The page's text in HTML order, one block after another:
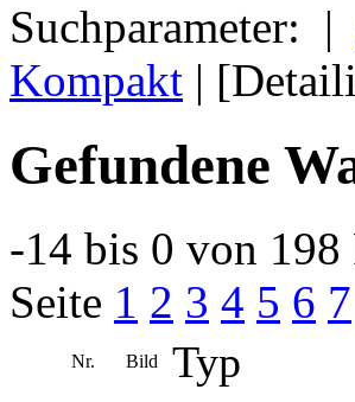
Suchparameter: |
Kompakt |
Gefundene
-14 bis 0 von 198
Seite 1 2 3 4 5 6 7
Nr. Bild Typ